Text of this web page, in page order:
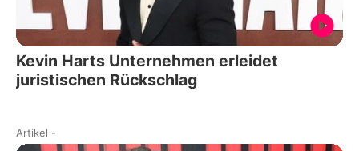
Kevin Harts Unternehmen erleidet
juristischen Rückschlag
Artikel -